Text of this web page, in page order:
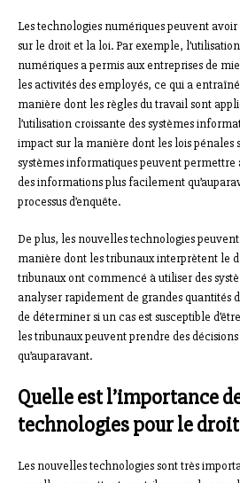
Les technologies numériques peuvent
sur le droit et la loi. Par exemple,
numériques a permis aux entreprises de
les activités des employés, ce qui a
manière dont les règles du travail sont
l’utilisation croissante des systèmes
impact sur la manière dont les lois pénales
systèmes informatiques peuvent permettre
des informations plus facilement
processus d’enquête.
De plus, les nouvelles technologies
manière dont les tribunaux interprètent le
tribunaux ont commencé à utiliser des
analyser rapidement de grandes quantités
de déterminer si un cas est susceptible
les tribunaux peuvent prendre des
qu’auparavant.
Quelle est l’importance
technologies pour le
Les nouvelles technologies sont très